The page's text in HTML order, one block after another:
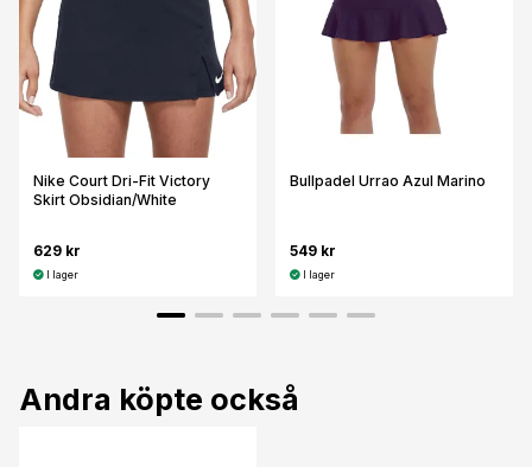
Nike Court Dri-Fit Victory
Skirt Obsidian/White
629 kr
I lager
Bullpadel Urrao Azul Marino
549 kr
I lager
Andra köpte också